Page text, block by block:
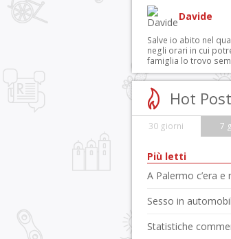
Davide
Salve io abito nel
negli orari in cui
famiglia lo trovo
Hot Post
30 giorni 7
Più letti
A Palermo c’era e
Sesso in
Statistiche